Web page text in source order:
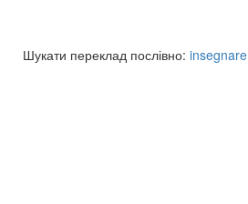
Шукати переклад послівно: insegnare